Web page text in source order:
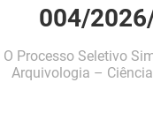
Desenvolvimento e da
EMPAER
004/
O Processo Seletivo
Arquivologia –